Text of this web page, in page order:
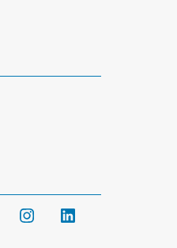
YouTube Instagram